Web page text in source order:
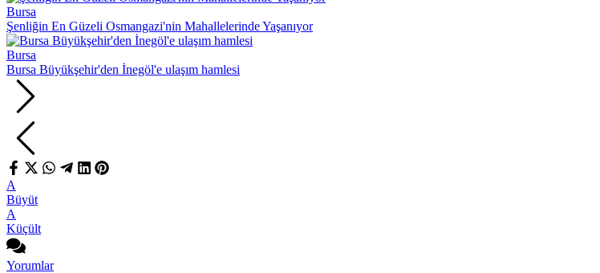
Bursa
Şenliğin En Güzeli Osmangazi'nin Mahallelerinde Yaşanıyor
Bursa
Bursa Büyükşehir'den İnegöl'e ulaşım hamlesi
A
Büyüt
A
Küçült
Yorumlar